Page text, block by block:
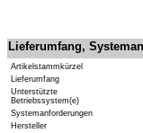
Lieferumfang,
Artikelstammkürzel
Lieferumfang
Unterstützte
Betriebssystem(e)
Systemanforderungen
Hersteller